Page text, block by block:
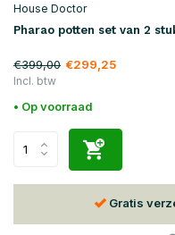
House Doctor
Pharao potten set van 2
€399,00 €299,25
Incl. btw
• Op voorraad